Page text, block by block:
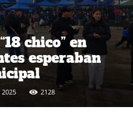
chico” en
esperaban
2128